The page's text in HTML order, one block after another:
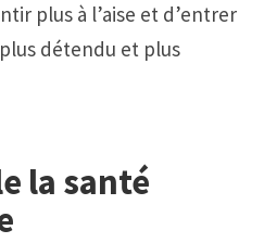
plus à l’aise et d’entrer
détendu et plus
la santé